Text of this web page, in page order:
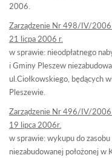
2006.
Zarządzenie Nr 498/IV/2006
21 licpa 2006 r.
w sprawie: nieodpłatnego
i Gminy Pleszew
ul.Ciołkowskiego, będących
Pleszewie.
Zarządzenie Nr 496/IV/2006
19 lipca 2006r.
w sprawie: wykupu do
niezabudowanej położonej w